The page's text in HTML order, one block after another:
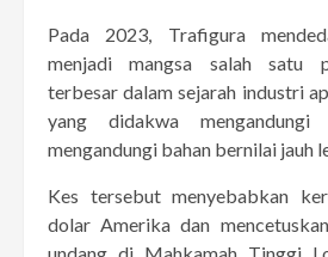
Pada 2023, Trafigura
menjadi mangsa salah satu
terbesar dalam sejarah industri
yang didakwa mengandungi
mengandungi bahan bernilai jauh
Kes tersebut menyebabkan
dolar Amerika dan